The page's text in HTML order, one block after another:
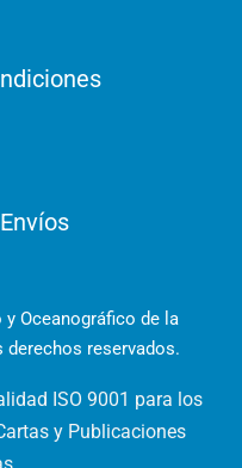
Oceanográfico de la
reservados.
ISO 9001 para los
y Publicaciones